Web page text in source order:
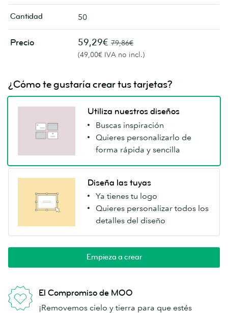
Cantidad 50
Precio 59,29€ 79,86€
(49,00€ IVA no incl.)
¿Cómo te gustaría crear tus tarjetas?
Utiliza nuestros diseños
Buscas inspiración
Quieres personalizarlo de
forma rápida y sencilla
Diseña las tuyas
Ya tienes tu logo
Quieres personalizar todos los
detalles del diseño
Empieza a crear
El Compromiso de MOO
¡Removemos cielo y tierra para que estés